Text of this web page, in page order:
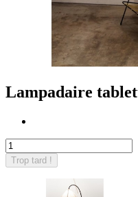
Lampadaire
Trop tard !